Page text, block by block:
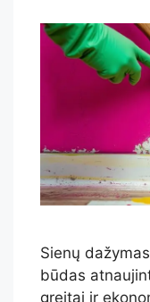
Sienų
būdas
greitai ir